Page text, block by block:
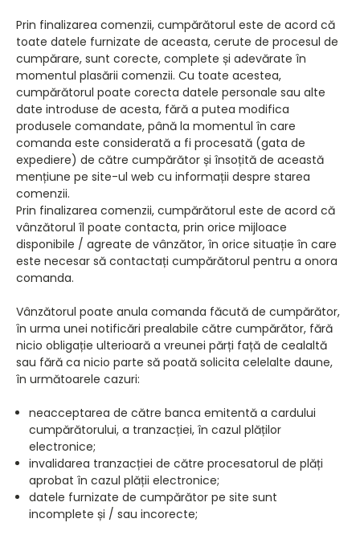
Prin finalizarea comenzii, cumpărătorul este de acord că
toate datele furnizate de aceasta, cerute de procesul de
cumpărare, sunt corecte, complete și adevărate în
momentul plasării comenzii. Cu toate acestea,
cumpărătorul poate corecta datele personale sau alte
date introduse de acesta, fără a putea modifica
produsele comandate, până la momentul în care
comanda este considerată a fi procesată (gata de
expediere) de către cumpărător și însoțită de această
mențiune pe site-ul web cu informații despre starea
comenzii.
Prin finalizarea comenzii, cumpărătorul este de acord că
vânzătorul îl poate contacta, prin orice mijloace
disponibile / agreate de vânzător, în orice situație în care
este necesar să contactați cumpărătorul pentru a onora
comanda.
Vânzătorul poate anula comanda făcută de cumpărător,
în urma unei notificări prealabile către cumpărător, fără
nicio obligație ulterioară a vreunei părți față de cealaltă
sau fără ca nicio parte să poată solicita celelalte daune,
în următoarele cazuri:
neacceptarea de către banca emitentă a cardului
cumpărătorului, a tranzacției, în cazul plăților
electronice;
invalidarea tranzacției de către procesatorul de plăți
aprobat în cazul plății electronice;
datele furnizate de cumpărător pe site sunt
incomplete și / sau incorecte;